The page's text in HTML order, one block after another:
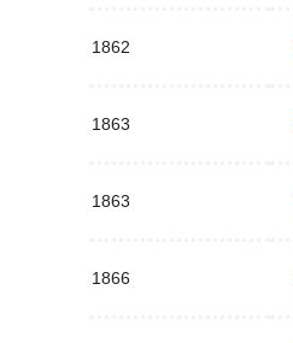
1862
1863
1863
1866